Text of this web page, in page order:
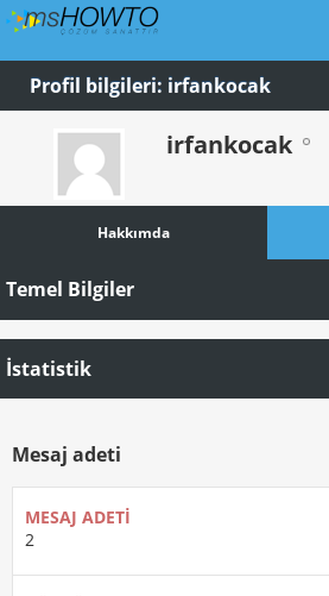
Profil bilgileri: irfankocak
irfankocak
Hakkımda
Temel Bilgiler
İstatistik
Mesaj adeti
MESAJ ADETI
2